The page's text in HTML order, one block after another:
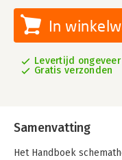
In
Levertijd
Gratis verzonden
Samenvatting
Het Handboek